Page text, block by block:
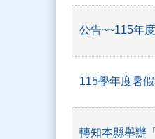
公告~~115年
115學年度暑
轉知本縣舉辦